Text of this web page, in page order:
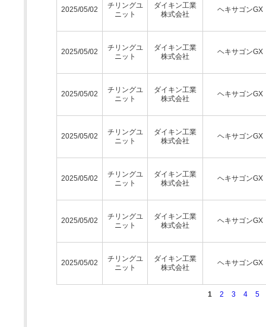
2025/05/02
チリングユ
ニット
ダイキン工業
株式会社
ヘキサゴンGX
2025/05/02
チリングユ
ニット
ダイキン工業
株式会社
ヘキサゴンGX
2025/05/02
チリングユ
ニット
ダイキン工業
株式会社
ヘキサゴンGX
2025/05/02
チリングユ
ニット
ダイキン工業
株式会社
ヘキサゴンGX
2025/05/02
チリングユ
ニット
ダイキン工業
株式会社
ヘキサゴンGX
2025/05/02
チリングユ
ニット
ダイキン工業
株式会社
ヘキサゴンGX
2025/05/02
チリングユ
ニット
ダイキン工業
株式会社
ヘキサゴンGX
1 2 3 4 5